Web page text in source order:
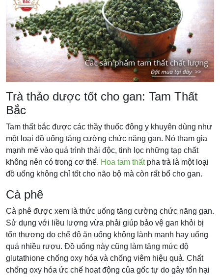
Trà thảo dược tốt cho gan: Tam Thất
Bắc
Tam thất bắc được các thầy thuốc đông y khuyên dùng như
một loại đồ uống tăng cường chức năng gan. Nó tham gia
mạnh mẽ vào quá trình thải độc, tinh lọc những tạp chất
không nên có trong cơ thể. Hoa tam thấtpha trà là một loại
đồ uống không chỉ tốt cho não bộ mà còn rất bổ cho gan.
Cà phê
Cà phê được xem là thức uống tăng cường chức năng gan.
Sử dụng với liều lượng vừa phải giúp bảo vệ gan khỏi bị
tổn thương do chế độ ăn uống không lành mạnh hay uống
quá nhiều rượu. Đồ uống này cũng làm tăng mức độ
glutathione chống oxy hóa và chống viêm hiệu quả. Chất
chống oxy hóa ức chế hoạt động của gốc tự do gây tổn hại